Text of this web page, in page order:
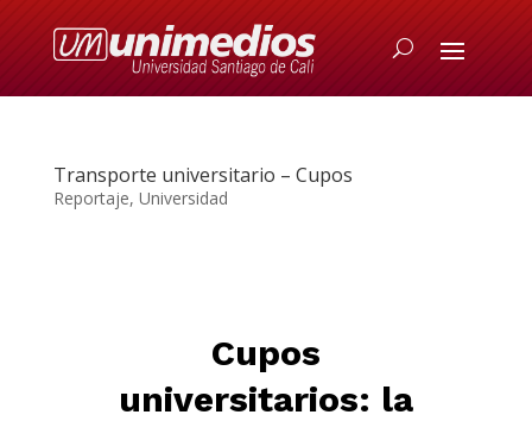
Transporte universitario – Cupos
Reportaje, Universidad
Cupos
universitarios: la